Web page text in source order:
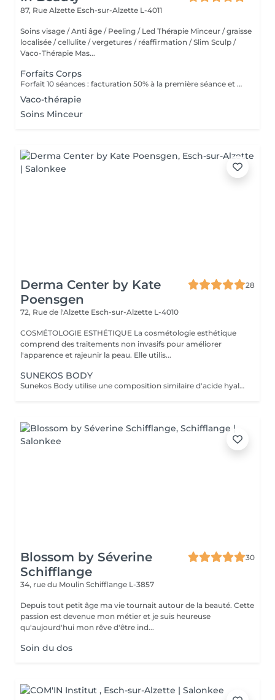
87, Rue Alzette Esch-sur-Alzette L-4011
Soins visage / Anti âge / Peeling / Led Thérapie Minceur / graisse
localisée / cellulite / vergetures / réaffirmation / Slim Sculp /
Vaco-Thérapie Mas...
Forfaits Corps
Forfait 10 séances : facturation 50% à la première séance et 50% à la cinquième séance
Vaco-thérapie
Soins Minceur
Derma Center by Kate
Poensgen
28
72, Rue de l'Alzette Esch-sur-Alzette L-4010
COSMÉTOLOGIE ESTHÉTIQUE La cosmétologie esthétique
comprend des traitements non invasifs pour améliorer
l'apparence et rajeunir la peau. Elle utilis...
SUNEKOS BODY
Sunekos Body utilise une composition similaire d'acide hyaluronique et d'acides aminés plus adaptée au corps, pour activer la production de collagène et d'élastine, raffermir la peau affaissée et crêpée et réduire l'apparence des vergetures. Sunekos est le premier du genre, aucun autre traitement au monde n'active la capacité du corps à créer son propre nouveau collagène et élastine. Sunekos Body peut être utilisé principalement sous les bras, autour des genoux, sur le ventre et sur les cuisses. Quel est le protocole de traitement pour Sunekos ? Sunekos est injecté dans le derme mi-profond de la zone de traitement à l'aide de micro-bolus ou d'injections linéaires rétrogrades. Un cours de trois à quatre traitements hebdomadaires est recommandé pour de meilleurs résultats, suivi d'un cours répété de traitements six mois plus tard. À quels résultats les clients peuvent-ils s'attendre ? Action anti-âge Amélioration de la texture et de l'élasticité de la peau Réduction des rides superficielles et des rides d'expression Hydratation profonde Améliore l'apparence des cicatrices (y compris l'acné) et des vergetures Favorise une peau éclatante et lisse Quelles conditions peuvent être traitées avec le traitement Sunekos ? Sunekos peut traiter diverses indications, notamment; perte de tonicité, vieillissement cutané et vieillissement cutané prématuré, sécheresse cutanée, élastose solaire, cicatrices d'acné, dommages causés par le soleil, cernes sous les yeux et rides et.
Blossom by Séverine
Schifflange
30
34, rue du Moulin Schifflange L-3857
Depuis tout petit âge ma vie tournait autour de la beauté. Cette
passion est devenue mon métier et je suis heureuse
qu'aujourd'hui mon rêve d'être ind...
Soin du dos